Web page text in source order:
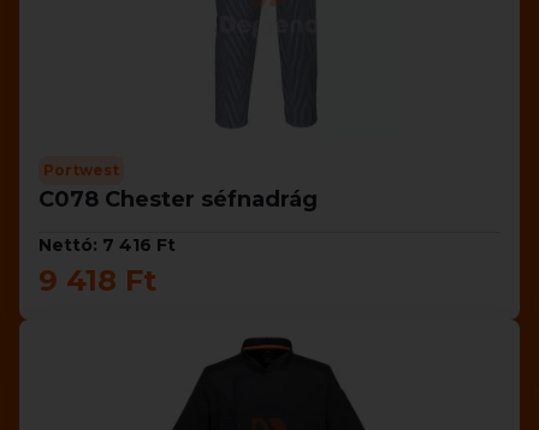
Portwest
C078 Chester séfnadrág
Nettó: 7 416 Ft
9 418 Ft